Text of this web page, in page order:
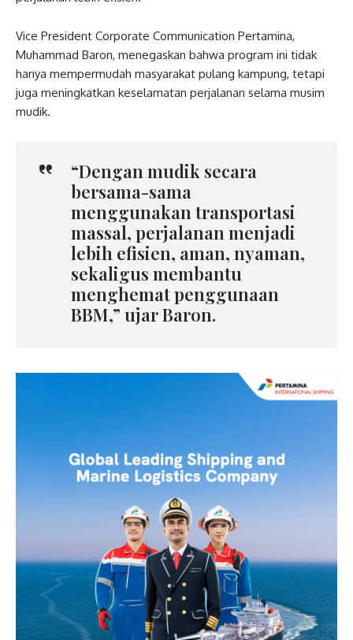
Vice President Corporate Communication Pertamina,
Muhammad Baron, menegaskan bahwa program ini tidak
hanya mempermudah masyarakat pulang kampung, tetapi
juga meningkatkan keselamatan perjalanan selama musim
mudik.
“Dengan mudik secara
bersama-sama
menggunakan transportasi
massal, perjalanan menjadi
lebih efisien, aman, nyaman,
sekaligus membantu
menghemat penggunaan
BBM,” ujar Baron.